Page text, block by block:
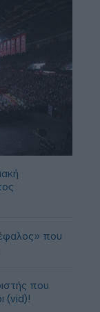
που
που
(vid)!